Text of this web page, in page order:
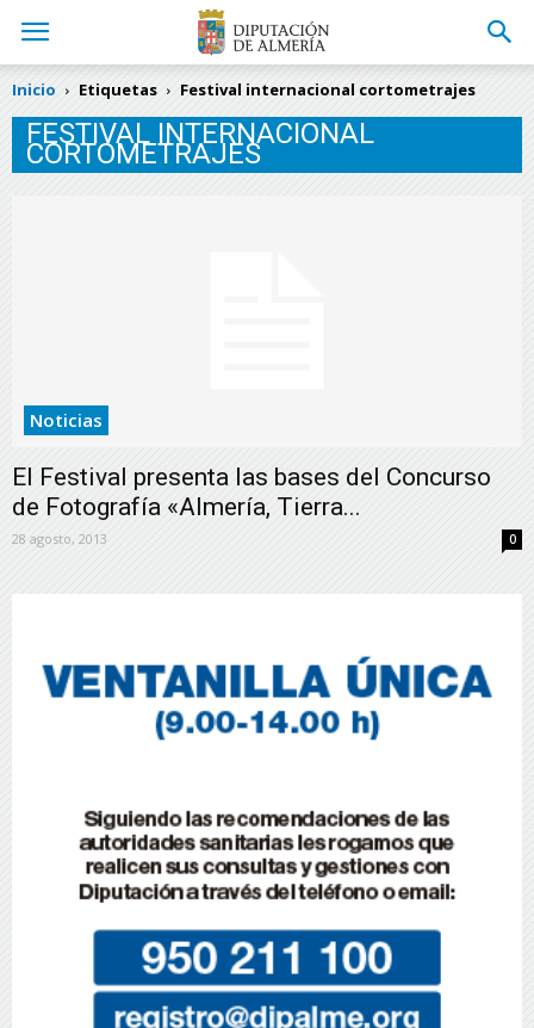
Inicio Etiquetas Festival internacional cortometrajes
FESTIVAL INTERNACIONAL
CORTOMETRAJES
Noticias
El Festival presenta las bases del Concurso
de Fotografía «Almería, Tierra...
28 agosto, 2013 0